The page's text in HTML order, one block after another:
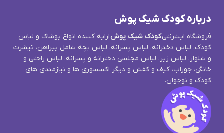
درباره کودک شیک پوش
فروشگاه اینترنتیکودک شیک پوشارایه کننده انواع پوشاک و لباس
کودک، لباس دخترانه، لباس پسرانه، لباس بچه شامل پیراهن، تیشرت
و شلوار، لباس زیر، لباس مجلسی دخترانه و پسرانه، لباس راحتی و
خانگی، جوراب، کیف و کفش و دیگر اکسسوری ها و نیازمندی های
کودک و نوجوان.